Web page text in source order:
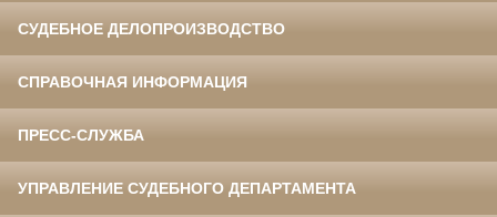
СУДЕБНОЕ ДЕЛОПРОИЗВОДСТВО
СПРАВОЧНАЯ ИНФОРМАЦИЯ
ПРЕСС-СЛУЖБА
УПРАВЛЕНИЕ СУДЕБНОГО ДЕПАРТАМЕНТА